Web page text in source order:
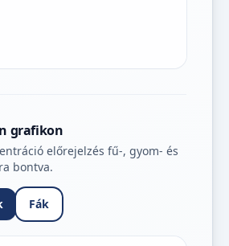
grafikon
előrejelzés fű-, gyom- és
bontva.
Fák